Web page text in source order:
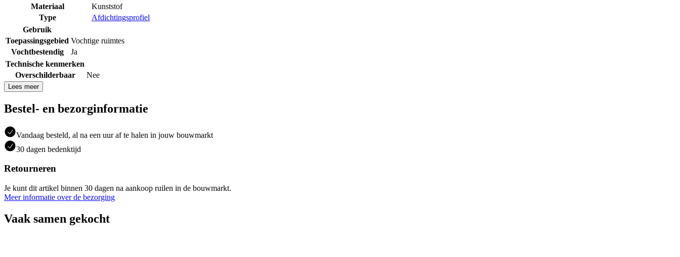
Materiaal
Kunststof
Type
Afdichtingsprofiel
Gebruik
Toepassingsgebied Vochtige ruimtes
Vochtbestendig
Ja
Technische kenmerken
Overschilderbaar
Nee
Lees meer
Bestel- en bezorginformatie
Vandaag besteld, al na een uur af te halen in jouw bouwmarkt
30 dagen bedenktijd
Retourneren
Je kunt dit artikel binnen 30 dagen na aankoop ruilen in de bouwmarkt.
Meer informatie over de bezorging
Vaak samen gekocht